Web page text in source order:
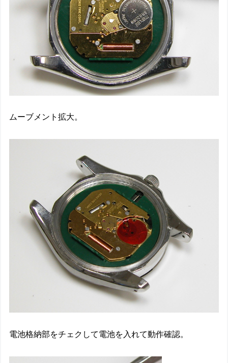
ムーブメント拡大。
電池格納部をチェクして電池を入れて動作確認。